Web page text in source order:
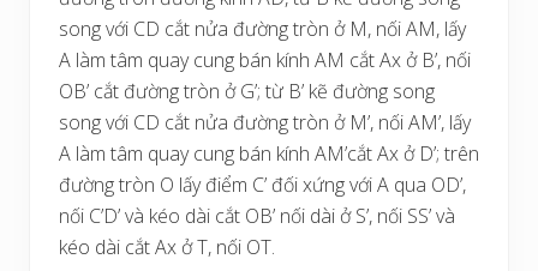
song với CD cắt nửa đường tròn ở M, nối AM, lấy
A làm tâm quay cung bán kính AM cắt Ax ở B’, nối
OB’ cắt đường tròn ở G’; từ B’ kẽ đường song
song với CD cắt nửa đường tròn ở M’, nối AM’, lấy
A làm tâm quay cung bán kính AM’cắt Ax ở D’; trên
đường tròn O lấy điểm C’ đối xứng với A qua OD’,
nối C’D’ và kéo dài cắt OB’ nối dài ở S’, nối SS’ và
kéo dài cắt Ax ở T, nối OT.